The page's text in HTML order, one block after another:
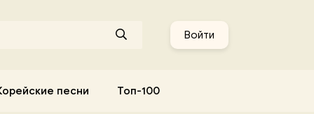
Войти
песни Топ-100